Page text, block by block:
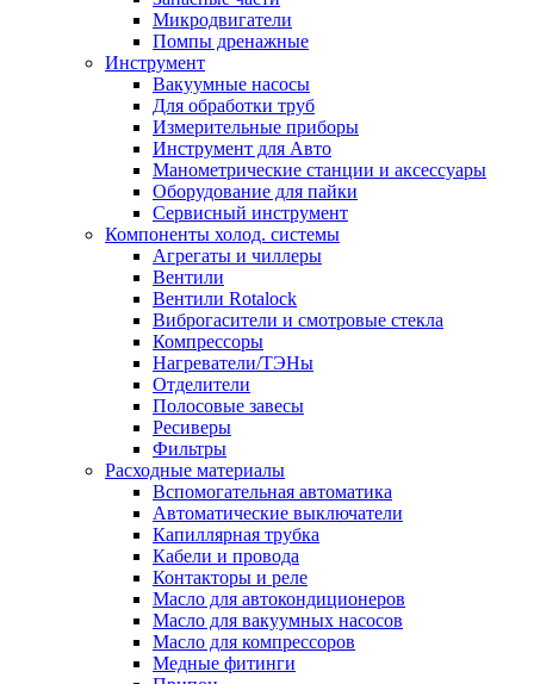
Микродвигатели
Помпы дренажные
Инструмент
Вакуумные насосы
Для обработки труб
Измерительные приборы
Инструмент для Авто
Манометрические станции и аксессуары
Оборудование для пайки
Сервисный инструмент
Компоненты холод. системы
Агрегаты и чиллеры
Вентили
Вентили Rotalock
Виброгасители и смотровые стекла
Компрессоры
Нагреватели/ТЭНы
Отделители
Полосовые завесы
Ресиверы
Фильтры
Расходные материалы
Вспомогательная автоматика
Автоматические выключатели
Капиллярная трубка
Кабели и провода
Контакторы и реле
Масло для автокондиционеров
Масло для вакуумных насосов
Масло для компрессоров
Медные фитинги